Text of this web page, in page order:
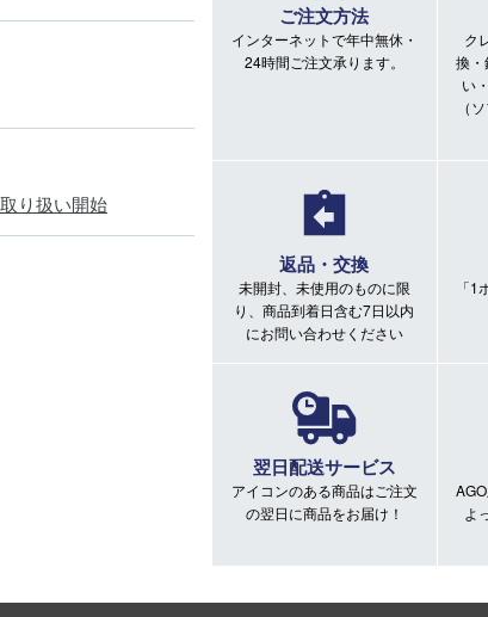
り扱い開始
ご注文方法
インターネットで年中無休・
24時間ご注文承ります。
ク
換
い
（
返品・交換
未開封、未使用のものに限
り、商品到着日含む7日以内
にお問い合わせください
「
翌日配送サービス
アイコンのある商品はご注文
の翌日に商品をお届け！
よ